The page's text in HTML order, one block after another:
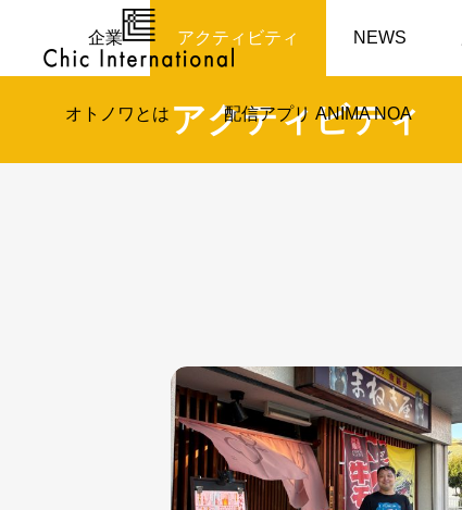
企業 アクティビティ NEWS
オトノワとは 配信アプリ ANIMA NOA
アクティビティ